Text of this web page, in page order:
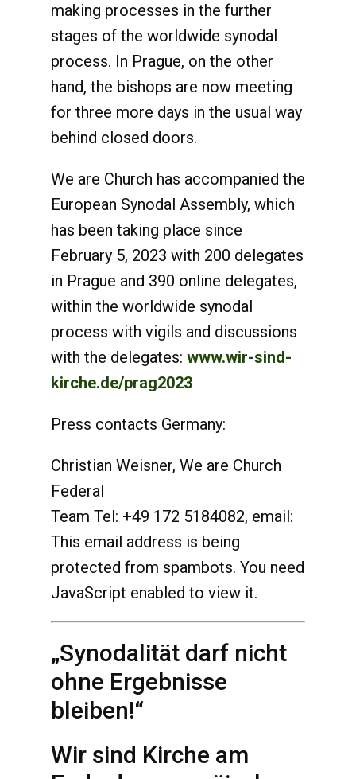
making processes in the further
stages of the worldwide synodal
process. In Prague, on the other
hand, the bishops are now meeting
for three more days in the usual way
behind closed doors.
We are Church has accompanied the
European Synodal Assembly, which
has been taking place since
February 5, 2023 with 200 delegates
in Prague and 390 online delegates,
within the worldwide synodal
process with vigils and discussions
with the delegates: www.wir-sind-
kirche.de/prag2023
Press contacts Germany:
Christian Weisner, We are Church
Federal
Team Tel: +49 172 5184082, email:
This email address is being
protected from spambots. You need
JavaScript enabled to view it.
„Synodalität darf nicht
ohne Ergebnisse
bleiben!“
Wir sind Kirche am